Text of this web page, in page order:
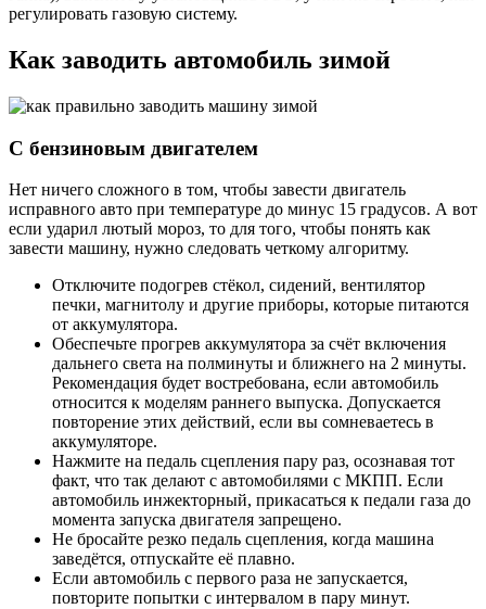
регулировать газовую систему.
Как заводить автомобиль зимой
С бензиновым двигателем
Нет ничего сложного в том, чтобы завести двигатель
исправного авто при температуре до минус 15 градусов. А вот
если ударил лютый мороз, то для того, чтобы понять как
завести машину, нужно следовать четкому алгоритму.
Отключите подогрев стёкол, сидений, вентилятор
печки, магнитолу и другие приборы, которые питаются
от аккумулятора.
Обеспечьте прогрев аккумулятора за счёт включения
дальнего света на полминуты и ближнего на 2 минуты.
Рекомендация будет востребована, если автомобиль
относится к моделям раннего выпуска. Допускается
повторение этих действий, если вы сомневаетесь в
аккумуляторе.
Нажмите на педаль сцепления пару раз, осознавая тот
факт, что так делают с автомобилями с МКПП. Если
автомобиль инжекторный, прикасаться к педали газа до
момента запуска двигателя запрещено.
Не бросайте резко педаль сцепления, когда машина
заведётся, отпускайте её плавно.
Если автомобиль с первого раза не запускается,
повторите попытки с интервалом в пару минут.